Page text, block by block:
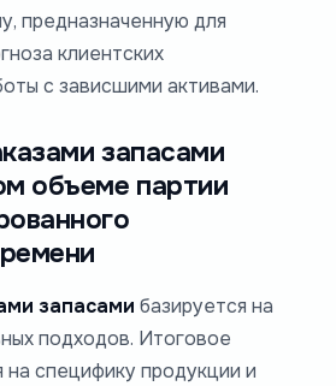
предназначенную для
клиентских
с зависшими активами.
запасами
объеме партии
запасами базируется на
подходов. Итоговое
специфику продукции и